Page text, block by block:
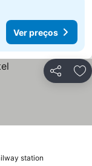
Ver preços
Partilhar
station